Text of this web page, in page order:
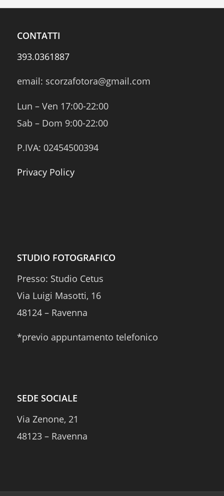
CONTATTI
393.0361887
email: scorzafotora@gmail.com
Lun – Ven 17:00-22:00
Sab – Dom 9:00-22:00
P.IVA: 02454500394
Privacy Policy
STUDIO FOTOGRAFICO
Presso: Studio Cetus
Via Luigi Masotti, 16
48124 – Ravenna
*previo appuntamento telefonico
SEDE SOCIALE
Via Zenone, 21
48123 – Ravenna